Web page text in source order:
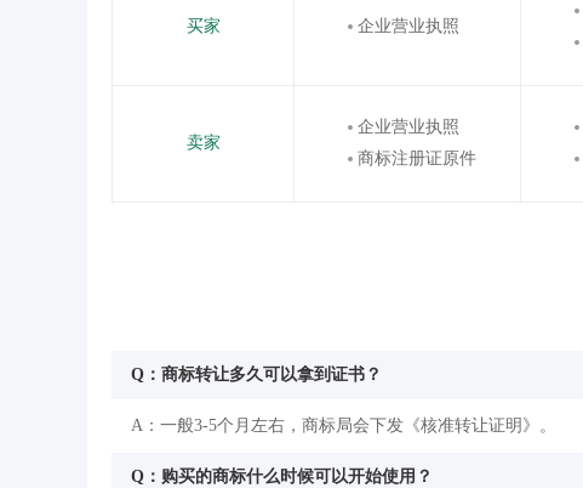
买家 企业营业执照
卖家
企业营业执照
商标注册证原件
Q：商标转让多久可以拿到证书？
A：一般3-5个月左右，商标局会下发《核准转让证明》。
Q：购买的商标什么时候可以开始使用？